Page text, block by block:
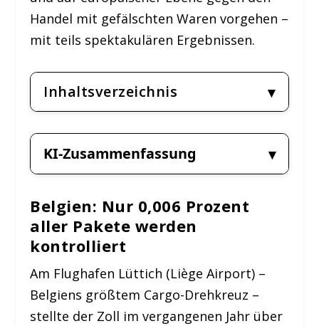
Handel mit gefälschten Waren vorgehen –
mit teils spektakulären Ergebnissen.
Inhaltsverzeichnis
KI-Zusammenfassung
Belgien: Nur 0,006 Prozent
aller Pakete werden
kontrolliert
Am Flughafen Lüttich (Liège Airport) –
Belgiens größtem Cargo-Drehkreuz –
stellte der Zoll im vergangenen Jahr über